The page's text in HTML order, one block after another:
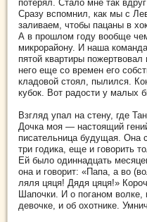
потерял. Стало мне так
Сразу вспомнил, как мы с
заливаем, чтобы пацаны в
А в прошлом году вообще
микрорайону. И наша
пятой квартиры
него еще со времен его
кладовой стоял, пылился.
кубок. Вот радости у малых
Взгляд упал на стену, где
Дочка моя — настоящий
писательница будущая. Она
три годика, еще и говорить
Ей было одиннадцать
она и говорит: «Папа, а во
ляля цяця! Дядя цяця!»
Шапочки. И о поганом
девочке, и об охотнике.